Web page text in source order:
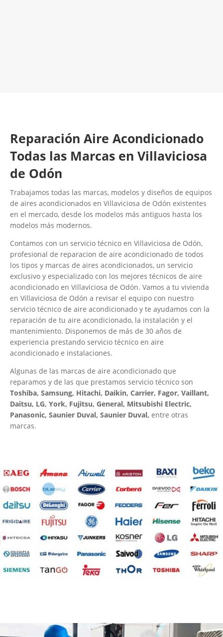
Reparación Aire Acondicionado
Todas las Marcas en Villaviciosa
de Odón
Trabajamos todas las marcas, modelos y diseños de equipos
de aires acondicionados en Villaviciosa de Odón existentes
en el mercado, desde los modelos más antiguos hasta los
modelos más modernos.
Contamos con un servicio técnico en Villaviciosa de Odón,
profesional de reparacion de aire acondicionado de todos
los tipos y marcas de aires acondicionados, un servicio
exclusivo y especializado con los mejores técnicos de aire
acondicionado en Villaviciosa de Odón. Vamos a tu vivienda
en Villaviciosa de Odón a revisar el equipo con nuestro
servicio técnico de aire acondicionado y te ayudamos con la
reparación de tu aire acondicionado, la instalación y el
mantenimiento. Disponemos de más de 30 años de
experiencia prestando servicio técnico en aire
acondicionado e instalaciones.
Algunas de las marcas de aire acondicionado que
reparamos y de las que prestamos servicio técnico son
Toshiba, Samsung, Hitachi, Daikin, Carrier, Fagor, Vaillant,
Daitsu, LG, York, Fujitsu, General, Mitsubishi Electric,
Panasonic, Saunier Duval, Saunier Duval, entre otras
marcas.